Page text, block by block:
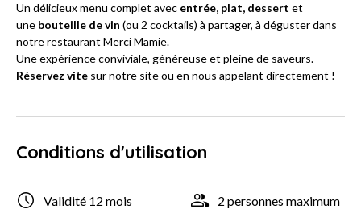
Un délicieux menu complet avec entrée, plat, dessert et
une bouteille de vin (ou 2 cocktails) à partager, à déguster dans
notre restaurant Merci Mamie.
Une expérience conviviale, généreuse et pleine de saveurs.
Réservez vite sur notre site ou en nous appelant directement !
Conditions d'utilisation
Validité 12 mois 2 personnes maximum